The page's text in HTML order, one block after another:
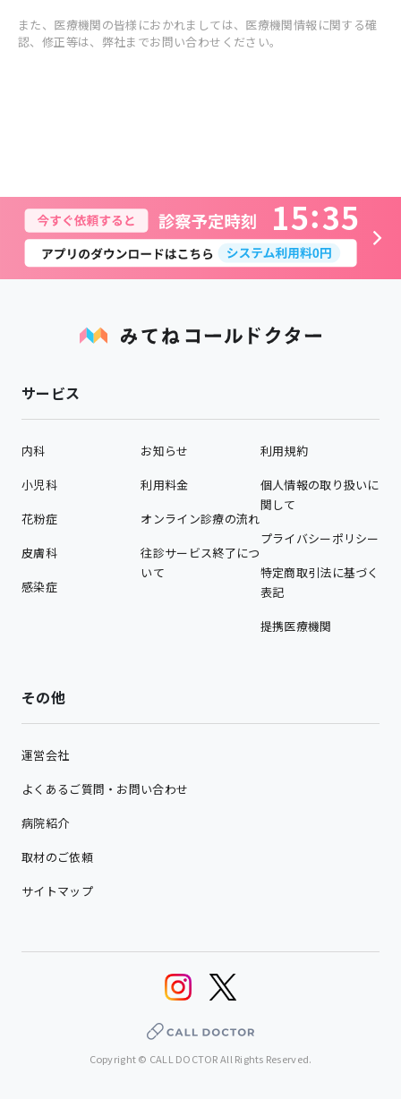
また、医療機関の皆様におかれましては、医療機関情報に関する確
認、修正等は、弊社までお問い合わせください。
15 35
サービス
内科
小児科
花粉症
皮膚科
感染症
お知らせ
利用料金
オンライン診療の流れ
往診サービス終了につ
いて
利用規約
個人情報の取り扱いに
関して
プライバシーポリシー
特定商取引法に基づく
表記
提携医療機関
その他
運営会社
よくあるご質問・お問い合わせ
病院紹介
取材のご依頼
サイトマップ
Copyright © CALL DOCTOR All Rights Reserved.